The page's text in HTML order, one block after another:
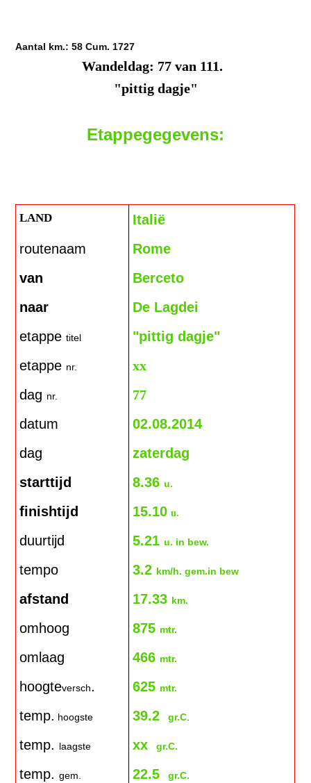
Aantal km.: 58 Cum. 1727
Wandeldag: 77 van 111.
"pittig dagje"
Etappegegevens:
LAND
Italië
routenaam
Rome
van
Berceto
naar
De Lagdei
etappetitel
"pittig dagje"
etappe nr.
xx
dag nr.
77
datum
02.08.2014
dag
zaterdag
starttijd
8.36u.
finishtijd 15.10 u.
duurtijd 5.21u. in bew.
tempo 3.2 km/h. gem.in bew
afstand 17.33 km.
omhoog 875 mtr.
omlaag 466 mtr.
hoogteversch. 625 mtr.
temp. hoogste 39.2gr.C.
temp. laagste xxgr.C.
temp.gem. 22.5gr.C.